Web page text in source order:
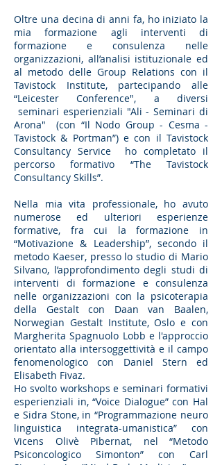
Oltre una decina di anni fa, ho iniziato la
mia formazione agli interventi di
formazione e consulenza nelle
organizzazioni, all’analisi istituzionale ed
al metodo delle Group Relations con il
Tavistock Institute, partecipando alle
“Leicester Conference", a diversi
seminari esperienziali "Ali - Seminari di
Arona" (con “Il Nodo Group - Cesma -
Tavistock & Portman”) e con il Tavistock
Consultancy Service ho completato il
percorso formativo “The Tavistock
Consultancy Skills”.
Nella mia vita professionale, ho avuto
numerose ed ulteriori esperienze
formative, fra cui la formazione in
“Motivazione & Leadership”, secondo il
metodo Kaeser, presso lo studio di Mario
Silvano, l’approfondimento degli studi di
interventi di formazione e consulenza
nelle organizzazioni con la psicoterapia
della Gestalt con Daan van Baalen,
Norwegian Gestalt Institute, Oslo e con
Margherita Spagnuolo Lobb e l'approccio
orientato alla intersoggettività e il campo
fenomenologico con Daniel Stern ed
Elisabeth Fivaz.
Ho svolto workshops e seminari formativi
esperienziali in, “Voice Dialogue” con Hal
e Sidra Stone, in “Programmazione neuro
linguistica integrata-umanistica” con
Vicens Olivè Pibernat, nel “Metodo
Psiconcologico Simonton” con Carl